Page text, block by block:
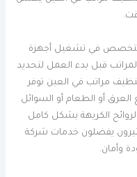
في تشغيل أجهزة
قبل بدء العمل لتحديد
مراتب في العين توفر
العرق أو الطعام أو السوائل
الكريهة بشكل كامل
يفضلون خدمات شركة
وأمان.